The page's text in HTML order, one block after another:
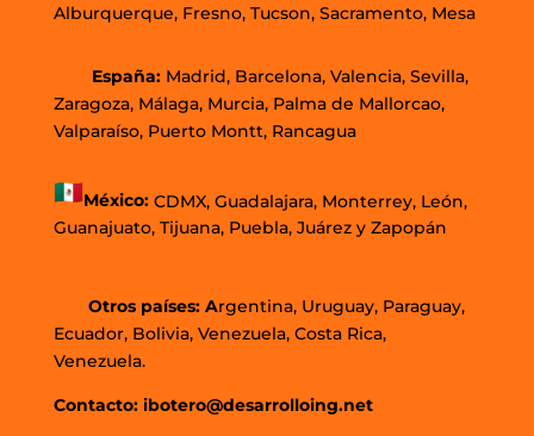
Alburquerque, Fresno, Tucson, Sacramento, Mesa
España:Madrid, Barcelona, Valencia, Sevilla,
Zaragoza, Málaga, Murcia, Palma de Mallorcao,
Valparaíso, Puerto Montt, Rancagua
México: CDMX,Guadalajara, Monterrey, León,
Guanajuato, Tijuana, Puebla,Juárez y Zapopán
Otros países: Argentina, Uruguay, Paraguay,
Ecuador, Bolivia, Venezuela, Costa Rica,
Venezuela.
Contacto: ibotero@desarrolloing.net